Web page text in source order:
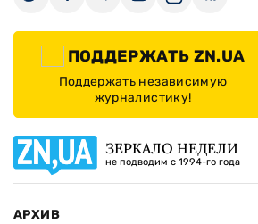
ПОДДЕРЖАТЬ ZN.UA
Поддержать независимую
журналистику!
ЗЕРКАЛО НЕДЕЛИ
не подводим с 1994-го года
АРХИВ